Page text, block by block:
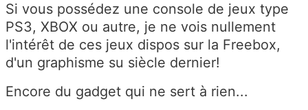
Si vous possédez une console de jeux type
PS3, XBOX ou autre, je ne vois nullement
l'intérêt de ces jeux dispos sur la Freebox,
d'un graphisme su siècle dernier!
Encore du gadget qui ne sert à rien...